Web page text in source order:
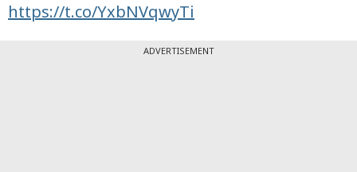
https://t.co/YxbNVqwyTi
ADVERTISEMENT